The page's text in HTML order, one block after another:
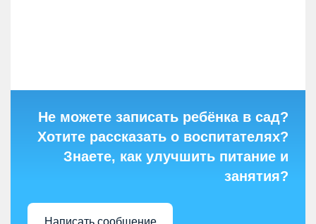
Не можете записать ребёнка в сад?
Хотите рассказать о воспитателях?
Знаете, как улучшить питание и
занятия?
Написать сообщение